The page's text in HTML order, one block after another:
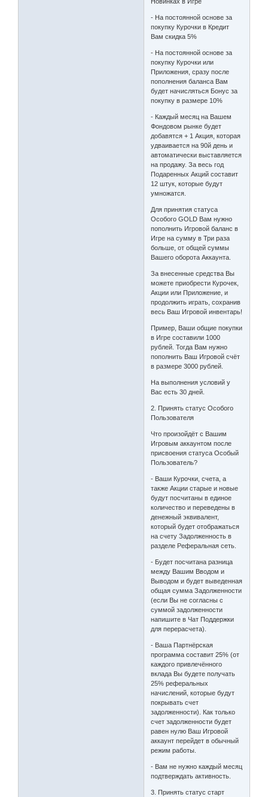
- На постоянной основе за
покупку Курочки в Кредит
Вам скидка 5%
- На постоянной основе за
покупку Курочки или
Приложения, сразу после
пополнения баланса Вам
будет начисляться Бонус за
покупку в размере 10%
- Каждый месяц на Вашем
Фондовом рынке будет
добавятся + 1 Акция, которая
удваивается на 90й день и
автоматически выставляется
на продажу. За весь год
Подаренных Акций составит
12 штук, которые будут
умножатся.
Для принятия статуса
Особого GOLD Вам нужно
пополнить Игровой баланс в
Игре на сумму в Три раза
больше, от общей суммы
Вашего оборота Аккаунта.
За внесенные средства Вы
можете приобрести Курочек,
Акции или Приложение, и
продолжить играть, сохранив
весь Ваш Игровой инвентарь!
Пример, Ваши общие покупки
в Игре составили 1000
рублей. Тогда Вам нужно
пополнить Ваш Игровой счёт
в размере 3000 рублей.
На выполнения условий у
Вас есть 30 дней.
2. Принять статус Особого
Пользователя
Что произойдёт с Вашим
Игровым аккаунтом после
присвоения статуса Особый
Пользователь?
- Ваши Курочки, счета, а
также Акции старые и новые
будут посчитаны в единое
количество и переведены в
денежный эквивалент,
который будет отображаться
на счету Задолженность в
разделе Реферальная сеть.
- Будет посчитана разница
между Вашим Вводом и
Выводом и будет выведенная
общая сумма Задолженности
(если Вы не согласны с
суммой задолженности
напишите в Чат Поддержки
для перерасчета).
- Ваша Партнёрская
программа составит 25% (от
каждого привлечённого
вклада Вы будете получать
25% реферальных
начислений, которые будут
покрывать счет
задолженности). Как только
счет задолженности будет
равен нулю Ваш Игровой
аккаунт перейдет в обычный
режим работы.
- Вам не нужно каждый месяц
подтверждать активность.
3. Принять статус старт